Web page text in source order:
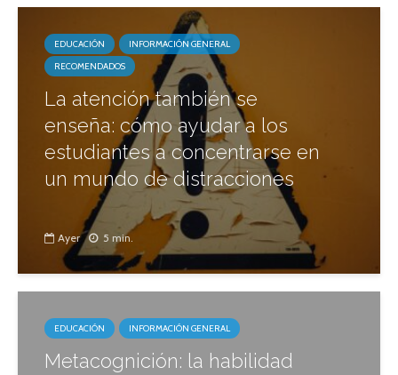
EDUCACIÓN
INFORMACIÓN GENERAL
RECOMENDADOS
La atención también se
enseña: cómo ayudar a los
estudiantes a concentrarse en
un mundo de distracciones
Ayer 5 min.
EDUCACIÓN INFORMACIÓN GENERAL
Metacognición: la habilidad